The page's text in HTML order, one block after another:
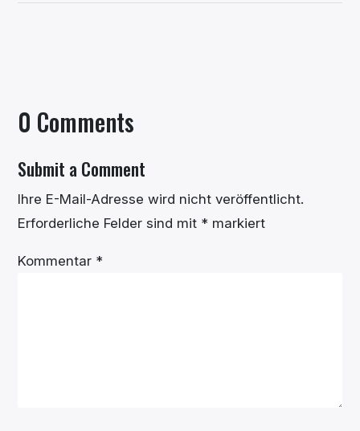
0 Comments
Submit a Comment
Ihre E-Mail-Adresse wird nicht veröffentlicht.
Erforderliche Felder sind mit * markiert
Kommentar *